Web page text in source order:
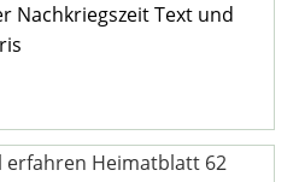
Nachkriegszeit Text und